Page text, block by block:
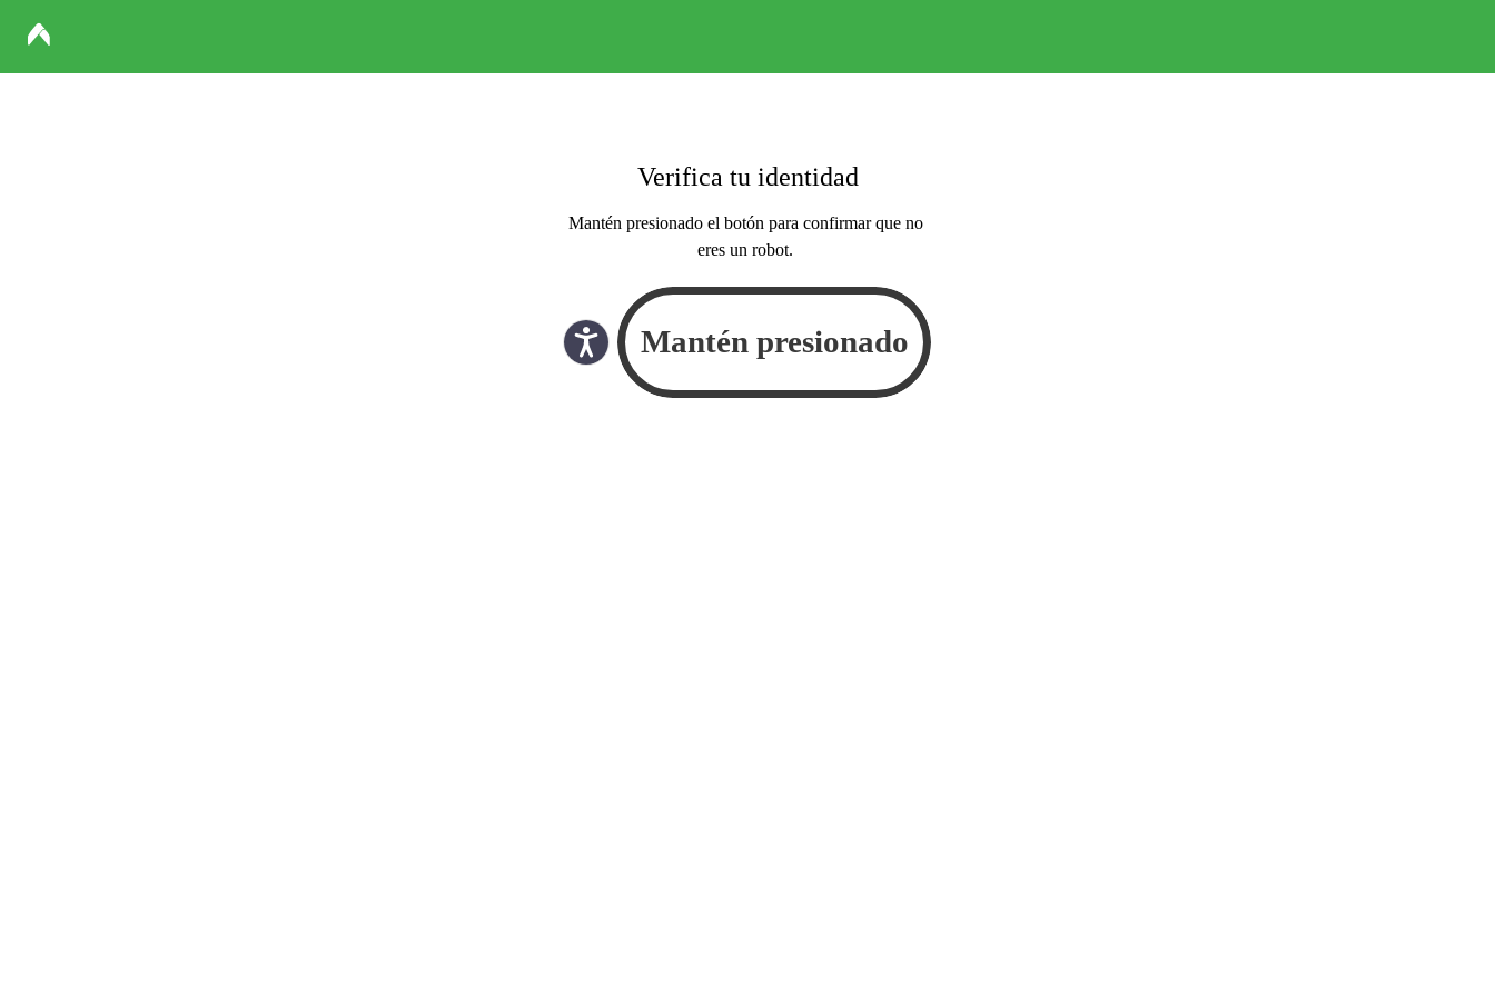
Verifica tu identidad
Mantén presionado el botón para confirmar que no
eres un robot.